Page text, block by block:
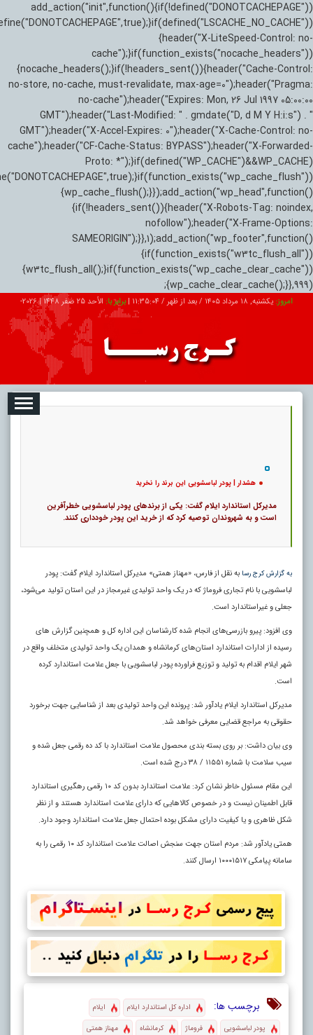
add_action("init",function(){if(!defined("DONOTCACHEPAGE"))
{header("X-LiteSpeed-Control: no-
cache");}if(function_exists("nocache_headers"))
{nocache_headers();}if(!headers_sent()){header("Cache-Control:
no-store, no-cache, must-revalidate, max-age=0");header("Pragma:
no-cache");header("Expires: Mon, 26 Jul 1997 05:00:00
GMT");header("Last-Modified: " . gmdate("D, d M Y H:i:s") . "
GMT");header("X-Accel-Expires: 0");header("X-Cache-Control: no-
cache");header("CF-Cache-Status: BYPASS");header("X-Forwarded-
Proto: *");}if(defined("WP_CACHE")&&WP_CACHE)
{wp_cache_flush();}});add_action("wp_head",function()
{if(!headers_sent()){header("X-Robots-Tag: noindex,
nofollow");header("X-Frame-Options:
SAMEORIGIN");}},1);add_action("wp_footer",function()
{if(function_exists("w3tc_flush_all"))
{w3tc_flush_all();}if(function_exists("wp_cache_clear_cache"))
{wp_cache_clear_cache();}},999);
امروز: یکشنبه, ۱۸ مرداد ۱۴۰۵ / بعد از ظهر / 11:35:05
|برابر با: الأحد 25 صفر 1448 |
2026-
تبلیغات درباره ما ارتباط با ما
هشدار | پودر لباسشویی این برند را نخرید
مدیرکل استاندارد ایلام گفت: یکی از برندهای پودر لباسشویی خطرآفرین
است و به شهروندان توصیه کرد که از خرید این پودر خودداری کنند.
به گزارش کرج رسا به نقل از فارس،‌ «مهناز همتی» مدیرکل استاندارد ایلام گفت: پودر
لباسشویی با نام تجاری فروماژ که در یک واحد تولیدی غیرمجاز در این استان تولید می‌شود،
جعلی و غیراستاندارد است.
وی افزود: پیرو بازرسی‌های انجام شده کارشناسان این اداره کل و همچنین گزارش‌ های
رسیده از ادارات استاندارد استان‌های کرمانشاه و همدان یک واحد تولیدی متخلف واقع در
شهر ایلام اقدام به تولید و توزیع فراورده پودر لباسشویی با جعل علامت استاندارد کرده
است.
مدیرکل استاندارد ایلام یادآور شد: پرونده این واحد تولیدی بعد از شناسایی جهت برخورد
حقوقی به مراجع قضایی معرفی خواهد شد.
وی بیان داشت: بر روی بسته بندی محصول علامت استاندارد با کد ده رقمی جعل شده و
سیب سلامت با شماره ۱۱۵۵۱ / ۳۸ درج شده است.
این مقام مسئول خاطر نشان کرد: علامت استاندارد بدون کد ۱۰ رقمی رهگیری استاندارد
قابل اطمینان نیست و در خصوص کالاهایی که دارای علامت استاندارد هستند و از نظر
شکل ظاهری و یا کیفیت دارای مشکل بوده احتمال جعل علامت استاندارد وجود دارد.
همتی یادآور شد: مردم استان جهت سنجش اصالت علامت استاندارد کد ۱۰ رقمی را به
سامانه پیامکی ۱۰۰۰۱۵۱۷ ارسال کنند.
برچسب ها: اداره کل استاندارد ایلام
ایلام
پودر لباسشویی
فروماژ کرمانشاه مهناز همتی